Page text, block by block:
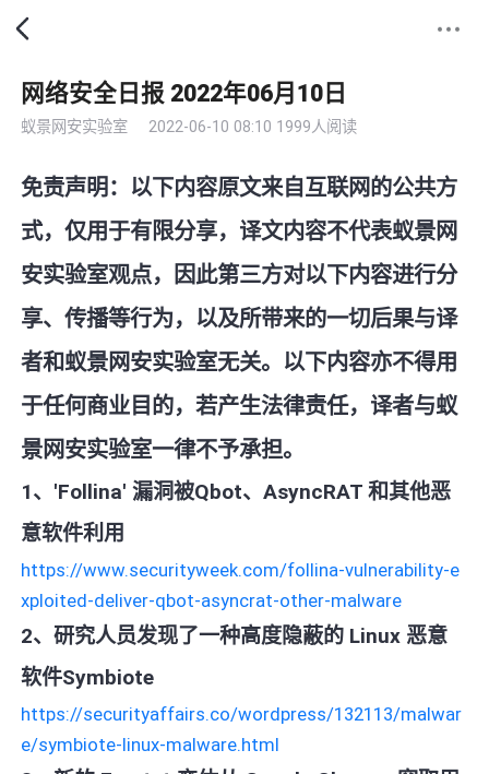
网络安全日报 2022年06月10日
蚁景网安实验室 2022-06-10 08:10 1999人阅读
免责声明：以下内容原文来自互联网的公共方
式，仅用于有限分享，译文内容不代表蚁景网
安实验室观点，因此第三方对以下内容进行分
享、传播等行为，以及所带来的一切后果与译
者和蚁景网安实验室无关。以下内容亦不得用
于任何商业目的，若产生法律责任，译者与蚁
景网安实验室一律不予承担。
1、'Follina' 漏洞被Qbot、AsyncRAT 和其他恶
意软件利用
https://www.securityweek.com/follina-vulnerability-e
xploited-deliver-qbot-asyncrat-other-malware
2、研究人员发现了一种高度隐蔽的 Linux 恶意
软件Symbiote
https://securityaffairs.co/wordpress/132113/malwar
e/symbiote-linux-malware.html